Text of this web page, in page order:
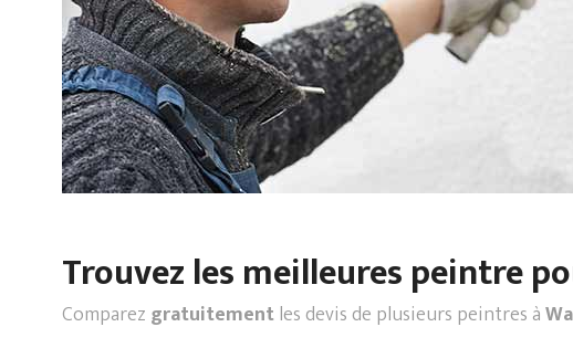
Trouvez les meilleures peintre
Comparez gratuitementles devis de plusieurs peintres à